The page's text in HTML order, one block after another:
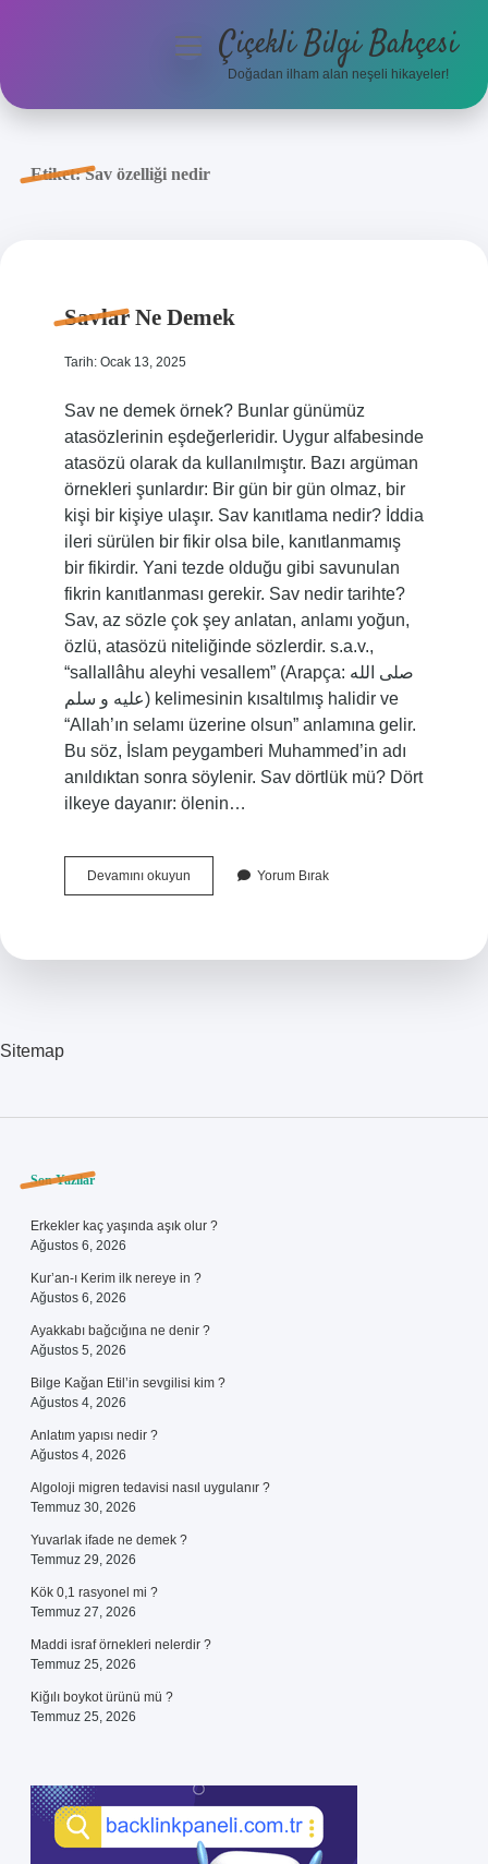
Anasayfa
menüyüÇiçekli Bilgi Bahçesi
Doğadan ilham alan neşeli hikayeler!
Etiket:Sav özelliği nedir
Savlar Ne Demek
Tarih: Ocak 13, 2025
Sav ne demek örnek? Bunlar günümüz
atasözlerinin eşdeğerleridir. Uygur alfabesinde
atasözü olarak da kullanılmıştır. Bazı argüman
örnekleri şunlardır: Bir gün bir gün olmaz, bir
kişi bir kişiye ulaşır. Sav kanıtlama nedir? İddia
ileri sürülen bir fikir olsa bile, kanıtlanmamış
bir fikirdir. Yani tezde olduğu gibi savunulan
fikrin kanıtlanması gerekir. Sav nedir tarihte?
Sav, az sözle çok şey anlatan, anlamı yoğun,
özlü, atasözü niteliğinde sözlerdir. s.a.v.,
“sallallâhu aleyhi vesallem” (Arapça: صلى الله
عليه و سلم) kelimesinin kısaltılmış halidir ve
“Allah’ın selamı üzerine olsun” anlamına gelir.
Bu söz, İslam peygamberi Muhammed’in adı
anıldıktan sonra söylenir. Sav dörtlük mü? Dört
ilkeye dayanır: ölenin…
Devamını okuyunSavlar
Ne
Yorum Bırak
Sitemap
Sidebar
Son Yazılar
Erkekler kaç yaşında aşık olur ?
Ağustos 6, 2026
Kur’an-ı Kerim ilk nereye in ?
Ağustos 6, 2026
Ayakkabı bağcığına ne denir ?
Ağustos 5, 2026
Bilge Kağan Etil’in sevgilisi kim ?
Ağustos 4, 2026
Anlatım yapısı nedir ?
Ağustos 4, 2026
Algoloji migren tedavisi nasıl uygulanır ?
Temmuz 30, 2026
Yuvarlak ifade ne demek ?
Temmuz 29, 2026
Kök 0,1 rasyonel mi ?
Temmuz 27, 2026
Maddi israf örnekleri nelerdir ?
Temmuz 25, 2026
Kiğılı boykot ürünü mü ?
Temmuz 25, 2026